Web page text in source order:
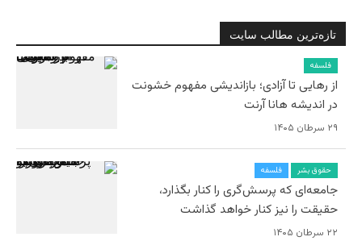
تازه‌ترین مطالب سایت
فلسفه
از رهایی تا آزادی؛ بازاندیشی مفهوم خشونت
در اندیشه هانا آرنت
۲۹ سرطان ۱۴۰۵
حقوق بشر فلسفه
جامعه‌ای که پرسش‌گری را کنار بگذارد،
حقیقت را نیز کنار خواهد گذاشت
۲۲ سرطان ۱۴۰۵